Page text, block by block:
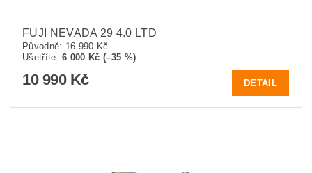
FUJI NEVADA 29 4.0 LTD
Původně: 16 990 Kč
Ušetříte:6 000 Kč (–35 %)
10 990 Kč DETAIL